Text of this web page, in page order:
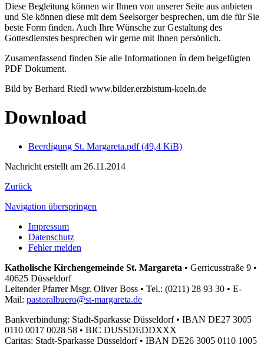
Diese Begleitung können wir Ihnen von unserer Seite aus anbieten
und Sie können diese mit dem Seelsorger besprechen, um die für Sie
beste Form finden. Auch Ihre Wünsche zur Gestaltung des
Gottesdienstes besprechen wir gerne mit Ihnen persönlich.
Zusamenfassend finden Sie alle Informationen ín dem beigefügten
PDF Dokument.
Bild by Berhard Riedl www.bilder.erzbistum-koeln.de
Download
Beerdigung St. Margareta.pdf(49,4 KiB)
Nachricht erstellt am 26.11.2014
Zurück
Navigation überspringen
Impressum
Datenschutz
Fehler melden
Katholische Kirchengemeinde St. Margareta • Gerricusstraße 9 •
40625 Düsseldorf
Leitender Pfarrer Msgr. Oliver Boss • Tel.: (0211) 28 93 30 • E-
Mail: pastoralbuero@st-margareta.de
Bankverbindung: Stadt-Sparkasse Düsseldorf • IBAN DE27 3005
0110 0017 0028 58 • BIC DUSSDEDDXXX
Caritas: Stadt-Sparkasse Düsseldorf • IBAN DE26 3005 0110 1005